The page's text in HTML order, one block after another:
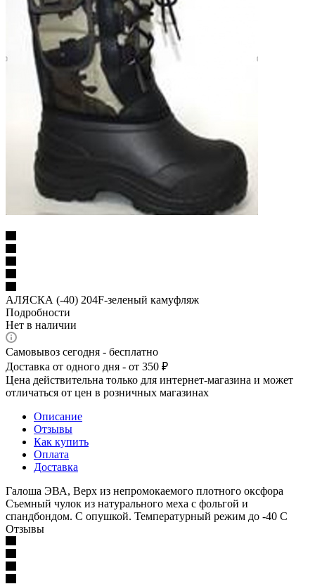
АЛЯСКА (-40) 204F-зеленый камуфляж
Подробности
Нет в наличии
Самовывоз сегодня - бесплатно
Доставка от одного дня - от 350 ₽
Цена действительна только для интернет-магазина и может
отличаться от цен в розничных магазинах
Описание
Отзывы
Как купить
Оплата
Доставка
Галоша ЭВА, Верх из непромокаемого плотного оксфора
Съемный чулок из натурального меха с фольгой и
спандбондом. С опушкой. Температурный режим до -40 С
Отзывы